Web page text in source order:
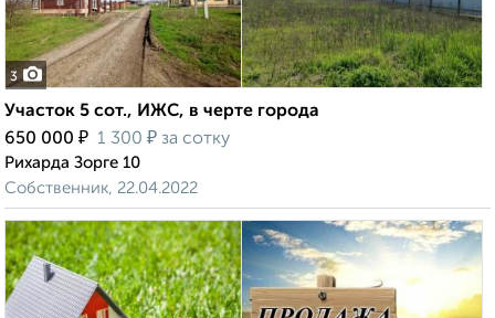
3
Участок 5 сот., ИЖС, в черте города
650 000 ₽ 1 300 ₽ за сотку
Рихарда Зорге 10
Собственник, 22.04.2022